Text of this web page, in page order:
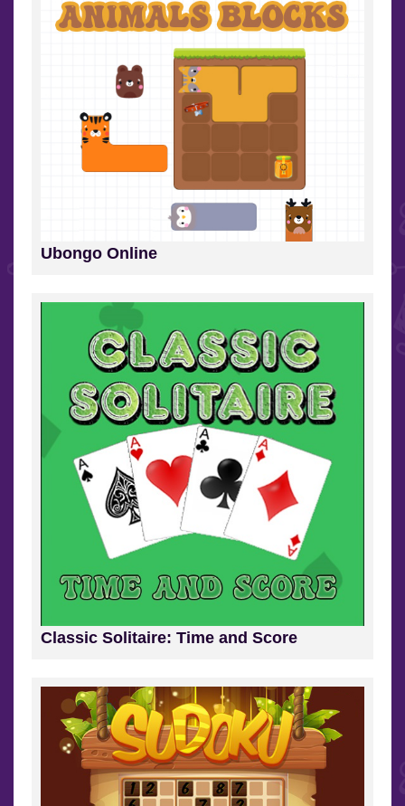
Ubongo Online
Classic Solitaire: Time and Score